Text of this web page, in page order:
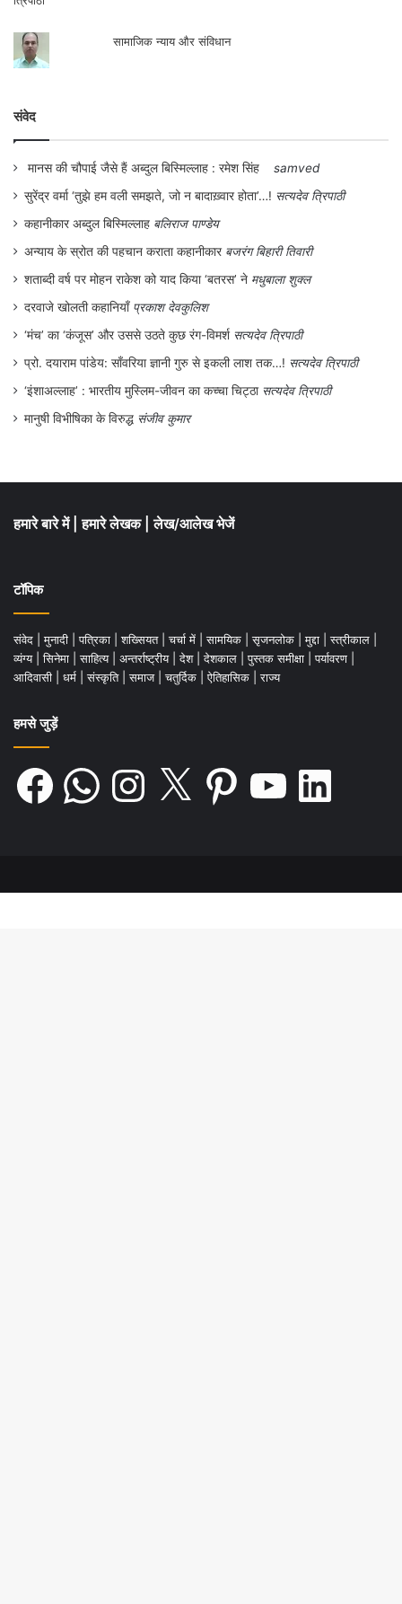
लिए मुख्य गली में गड्ढे खुदवाये गये थे। महीनों तक
खुले गड्ढे के कारण लोगों को कष्ट झेलना पड़ा, पर
गड्ढे को अपने खर्चे पर भरवा दिया। वह काम
आजतक नहीं हुआ। कुलमिलाकर नगरपंचायत बिना
लागत के हमारे मुहल्ले से मोटा टैक्स वसूल रहा है।
गाहे-बगाहे झाड़ू और नाली उड़ाही का काम हो जाता है
तथा चार खम्भों में स्ट्रीट लाइट लटका दिया गया
है। हालांकि कई मामलों में यह मुहल्ला कहलगाँव के
श्रेष्ठ मुहल्लों में शुमार है। एक नगरपंचायत कार्यालय
को छोड़कर सभी सरकारी कार्यालय और अस्पताल दो
सौ मीटर की दूरी में अवस्थित है। अभी मुहल्ले के पेट
(एल शेप के अंदर) में अनुमंडल व्यवहार न्यायालय के
जजों और कर्मचारियों के लिए आवास का निर्माण कार्य
यह मुहल्ला श्रेष्ठ हो जायेगा।
(क्रमशः)
सामाजिक न्याय और संविधान
संवेद
मानस की चौपाई जैसे हैं अब्दुल बिस्मिल्लाह : रमेश सिंह
samved
सुरेंद्र वर्मा ‘तुझे हम वली समझते, जो न बादाख़्वार होता’…! सत्यदेव त्रिपाठी
कहानीकार अब्दुल बिस्मिल्लाह बलिराज पाण्डेय
अन्याय के स्रोत की पहचान कराता कहानीकार बजरंग बिहारी तिवारी
शताब्दी वर्ष पर मोहन राकेश को याद किया ‘बतरस’ ने मधुबाला शुक्ल
दरवाजे खोलती कहानियाँ प्रकाश देवकुलिश
‘मंच’ का ‘कंजूस’ और उससे उठते कुछ रंग-विमर्श सत्यदेव त्रिपाठी
प्रो. दयाराम पांडेय: साँवरिया ज्ञानी गुरु से इकली लाश तक…! सत्यदेव त्रिपाठी
‘इंशाअल्लाह’ : भारतीय मुस्लिम-जीवन का कच्चा चिट्ठा सत्यदेव त्रिपाठी
मानुषी विभीषिका के विरुद्ध संजीव कुमार
हमारे बारे में हमारे लेखक लेख/आलेख भेजें
टॉपिक
संवेद मुनादी पत्रिका शख्सियत चर्चा में सामयिक सृजनलोक मुद्दा स्त्रीकाल
व्यंग्य
सिनेमा साहित्य अन्तर्राष्ट्रीय देश देशकाल पुस्तक समीक्षा पर्यावरण
आदिवासी
धर्म संस्कृति समाज चतुर्दिक ऐतिहासिक राज्य
हमसे जुड़ें
Facebook WhatsAppInstagram Pinterest LinkedIn